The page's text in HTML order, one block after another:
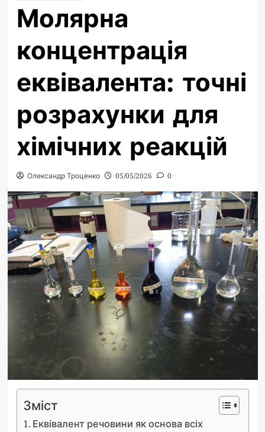
Молярна
концентрація
еквівалента: точні
розрахунки для
хімічних реакцій
Олександр Троценко 05/05/2026 0
Зміст
Еквівалент речовини як основа всіх